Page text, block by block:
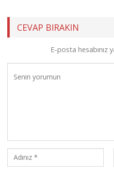
CEVAP BIRAKIN
E-posta hesabınız